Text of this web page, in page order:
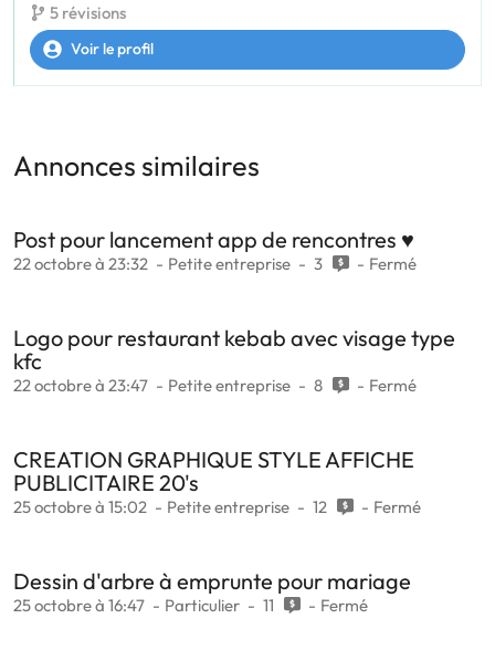
5 révisions
Voir le profil
Annonces similaires
Post pour lancement app de rencontres ♥️
22 octobre à 23:32 Petite entreprise 3 Fermé
Logo pour restaurant kebab avec visage type
kfc
22 octobre à 23:47 Petite entreprise 8 Fermé
CREATION GRAPHIQUE STYLE AFFICHE
PUBLICITAIRE 20's
25 octobre à 15:02 Petite entreprise 12 Fermé
Dessin d'arbre à emprunte pour mariage
25 octobre à 16:47 Particulier 11 Fermé